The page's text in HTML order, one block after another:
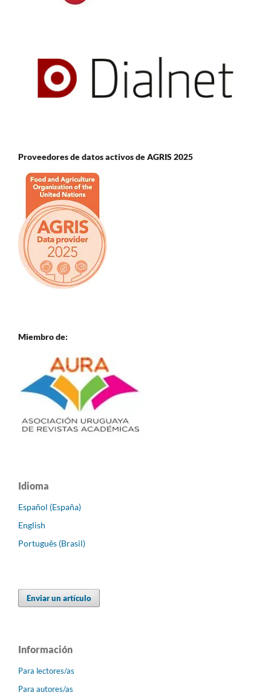
Proveedores de datos activos de AGRIS 2025
Miembro de:
Idioma
Español (España)
English
Português (Brasil)
Enviar un artículo
Información
Para lectores/as
Para autores/as